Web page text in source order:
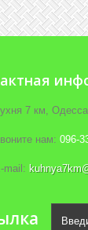
7 км,
нам: 096-
mail: